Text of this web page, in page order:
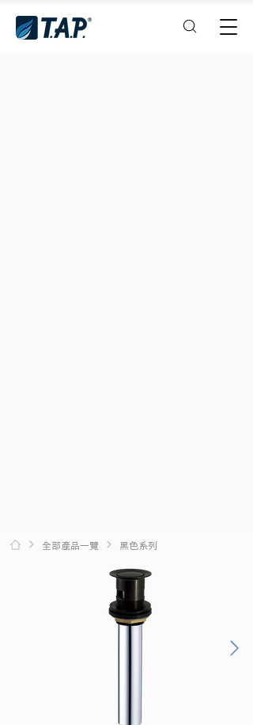
全部產品一覽 黑色系列